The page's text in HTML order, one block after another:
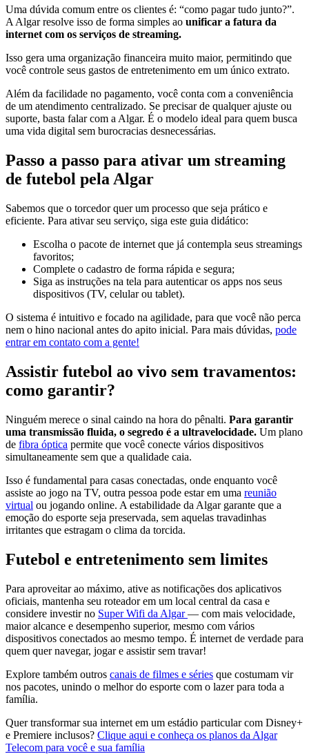
Uma dúvida comum entre os clientes é: “como pagar tudo junto?”.
A Algar resolve isso de forma simples ao unificar a fatura da
internet com os serviços de streaming.
Isso gera uma organização financeira muito maior, permitindo que
você controle seus gastos de entretenimento em um único extrato.
Além da facilidade no pagamento, você conta com a conveniência
de um atendimento centralizado. Se precisar de qualquer ajuste ou
suporte, basta falar com a Algar. É o modelo ideal para quem busca
uma vida digital sem burocracias desnecessárias.
Passo a passo para ativar um streaming
de futebol pela Algar
Sabemos que o torcedor quer um processo que seja prático e
eficiente. Para ativar seu serviço, siga este guia didático:
Escolha o pacote de internet que já contempla seus streamings
favoritos;
Complete o cadastro de forma rápida e segura;
Siga as instruções na tela para autenticar os apps nos seus
dispositivos (TV, celular ou tablet).
O sistema é intuitivo e focado na agilidade, para que você não perca
nem o hino nacional antes do apito inicial. Para mais dúvidas, pode
entrar em contato com a gente!
Assistir futebol ao vivo sem travamentos:
como garantir?
Ninguém merece o sinal caindo na hora do pênalti. Para garantir
uma transmissão fluida, o segredo é a ultravelocidade. Um plano
de fibra óptica permite que você conecte vários dispositivos
simultaneamente sem que a qualidade caia.
Isso é fundamental para casas conectadas, onde enquanto você
assiste ao jogo na TV, outra pessoa pode estar em uma reunião
virtual ou jogando online. A estabilidade da Algar garante que a
emoção do esporte seja preservada, sem aquelas travadinhas
irritantes que estragam o clima da torcida.
Futebol e entretenimento sem limites
Para aproveitar ao máximo, ative as notificações dos aplicativos
oficiais, mantenha seu roteador em um local central da casa e
considere investir no Super Wifi da Algar— com mais velocidade,
maior alcance e desempenho superior, mesmo com vários
dispositivos conectados ao mesmo tempo. É internet de verdade para
quem quer navegar, jogar e assistir sem travar!
Explore também outros canais de filmes e séries que costumam vir
nos pacotes, unindo o melhor do esporte com o lazer para toda a
família.
Quer transformar sua internet em um estádio particular com Disney+
e Premiere inclusos? Clique aqui e conheça os planos da Algar
Telecom para você e sua família